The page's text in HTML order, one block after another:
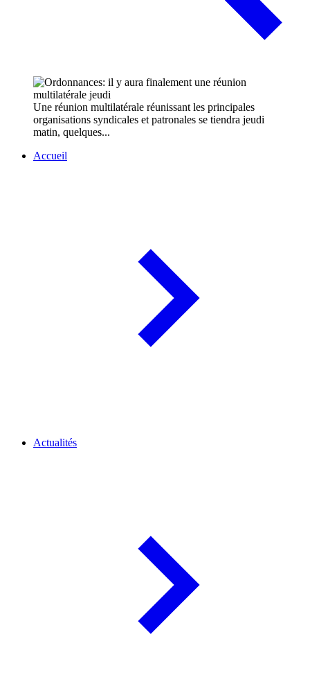
Une réunion multilatérale réunissant les principales
organisations syndicales et patronales se tiendra jeudi
matin, quelques...
Accueil
Actualités